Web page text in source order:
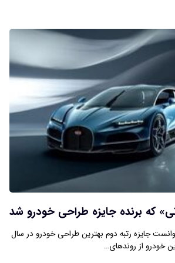
که برنده جایزه طراحی خودرو شد
جایزه رتبه دوم بهترین طراحی خودرو در سال